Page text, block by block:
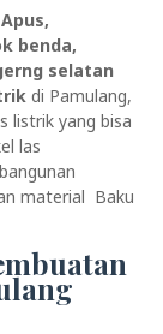
benda,
selatan
di Pamulang,
listrik yang bisa
las
material Baku